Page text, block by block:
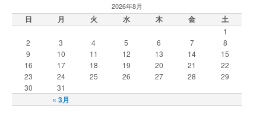
2026年8月
日 月 火 水 木 金 土
« 3月
1
2
3 4 5 6 7
8
9
10 11 12 13 14
15
16
17 18 19 20 21
22
23
24 25 26 27 28
29
30
31